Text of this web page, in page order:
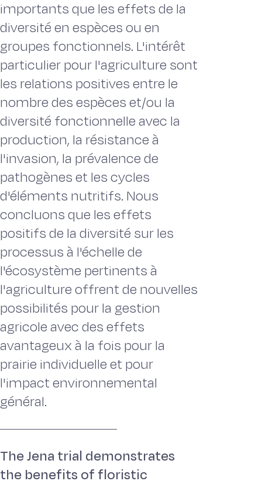
importants que les effets de la
diversité en espèces ou en
groupes fonctionnels. L'intérêt
particulier pour l'agriculture sont
les relations positives entre le
nombre des espèces et/ou la
diversité fonctionnelle avec la
production, la résistance à
l'invasion, la prévalence de
pathogènes et les cycles
d'éléments nutritifs. Nous
concluons que les effets
positifs de la diversité sur les
processus à l'échelle de
l'écosystème pertinents à
l'agriculture offrent de nouvelles
possibilités pour la gestion
agricole avec des effets
avantageux à la fois pour la
prairie individuelle et pour
l'impact environnemental
général.
The Jena trial demonstrates
the benefits of floristic